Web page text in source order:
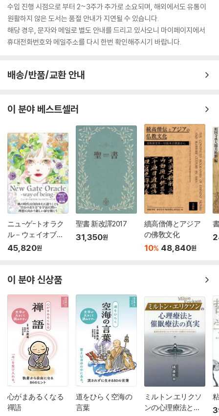
수입 진행 시점으로 부터 2~3주가 추가로 소요되며, 해외에서도 유통이
원활하지 않은 도서는 품절 안내가 지연될 수 있습니다.
해당 경우, 문자와 메일로 별도 안내를 드리고 있사오니 마이페이지에서
휴대전화번호와 메일주소를 다시 한번 확인해주시기 바랍니다.
배송/반품/교환 안내
이 분야 베스트셀러
ニュ-ゲ-トオラク
ル－ウェイオブビ-
イング
45,820원
聖書 新改譯2017
31,350원
續高僧傳とアジア
の佛敎文化
10% 48,840원
이 분야 신상품
心がまあるくなる
禪語
道をひらく空海の
言葉
ミルトン.エリクソ
ンの心理療法と催